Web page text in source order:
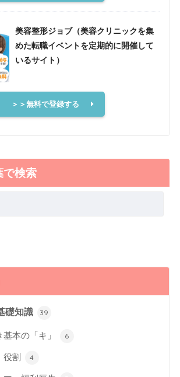
美容整形ジョブ（美容クリニックを集
めた転職イベントを定期的に開催して
いるサイト）
＞＞無料で登録する
で検索
礎知識 39
本の「キ」 6
役割 4